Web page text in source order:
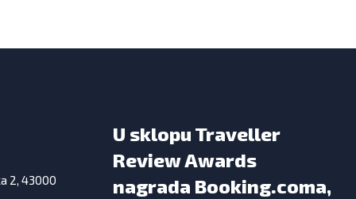
2, 43000
U sklopu Traveller
Review Awards
nagrada Booking.coma,